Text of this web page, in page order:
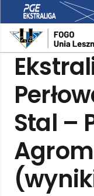
Stal –